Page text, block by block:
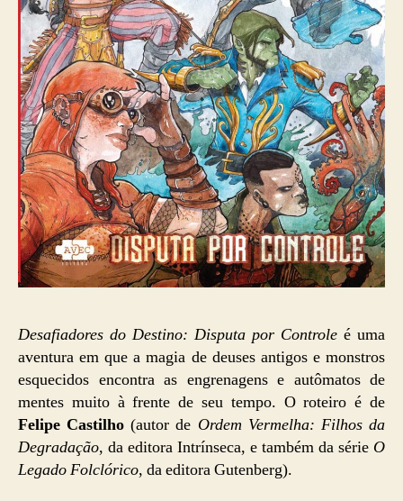
Desafiadores do Destino: Disputa por Controle é uma
aventura em que a magia de deuses antigos e monstros
esquecidos encontra as engrenagens e autômatos de
mentes muito à frente de seu tempo. O roteiro é de
Felipe Castilho (autor de Ordem Vermelha: Filhos da
Degradação, da editora Intrínseca, e também da série O
Legado Folclórico, da editora Gutenberg).